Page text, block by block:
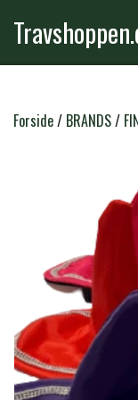
Forside BRANDS